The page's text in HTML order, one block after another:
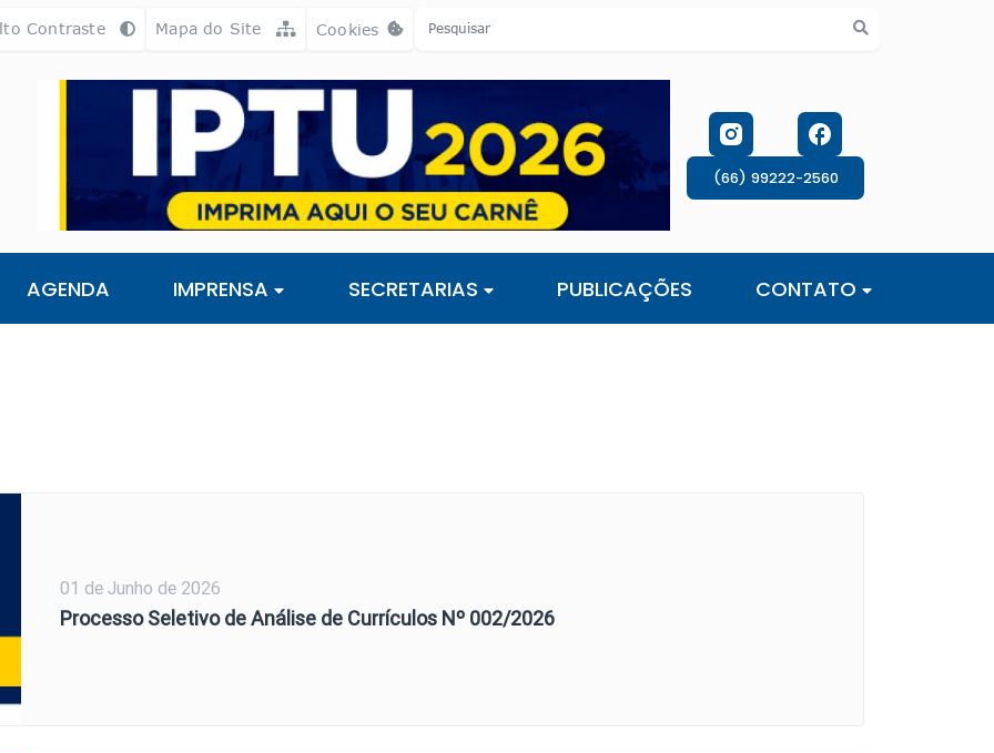
[alt+3] Ir para o rodapé [alt+4]
Contraste Mapa do Site Cookies
Abrir preferências de cookies
(66) 99222-2560
AGENDA IMPRENSA SECRETARIAS PUBLICAÇÕES CONTATO
01 de Junho de 2026
Processo Seletivo de Análise de Currículos Nº 002/2026